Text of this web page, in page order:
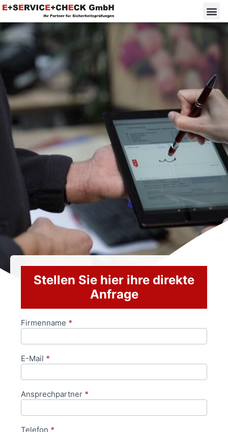
Stellen Sie hier ihre direkte
Anfrage
Anfrageformular
Firmenname *
E-Mail *
Ansprechpartner *
Telefon *